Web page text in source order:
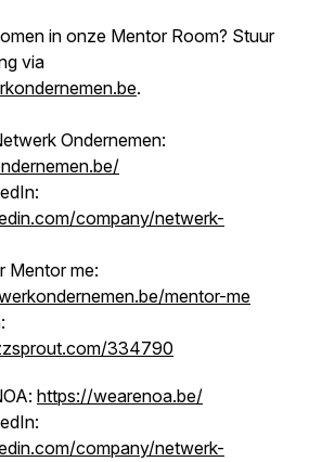
in onze Mentor Room? Stuur
via
.
Ondernemen:
company/netwerk-
Mentor me:
mentor-me
334790
https://wearenoa.be/
company/netwerk-